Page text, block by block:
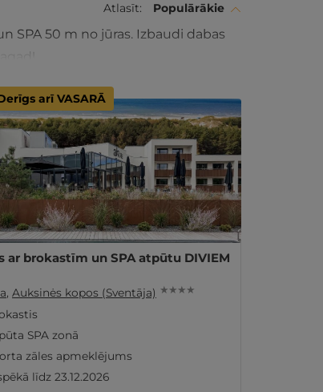
Atlasīt: Populārākie
SPA 50 m no jūras. Izbaudi dabas
arī VASARĀ
ar brokastīm un SPA atpūtu DIVIEM
, Auksinės kopos (Sventāja) ★ ★ ★ ★
SPA zonā
zāles apmeklējums
līdz 23.12.2026